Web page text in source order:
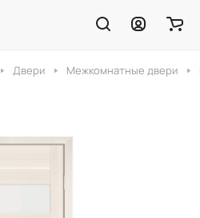
Двери Межкомнатные двери